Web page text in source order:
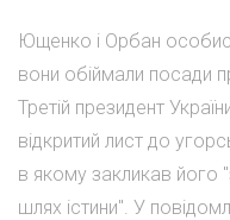
Ющенко і Орбан
вони обіймали посади
Третій президент
відкритий лист до
в якому закликав його
шлях істини". У